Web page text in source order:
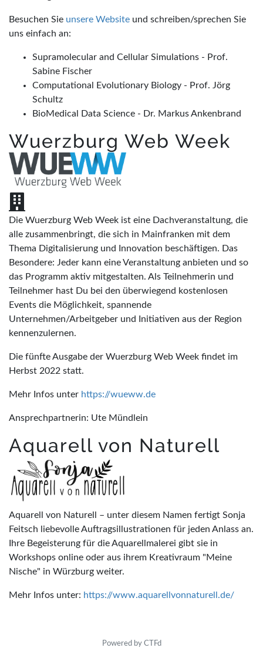
Besuchen Sie unsere Website und schreiben/sprechen Sie
uns einfach an:
Supramolecular and Cellular Simulations - Prof.
Sabine Fischer
Computational Evolutionary Biology - Prof. Jörg
Schultz
BioMedical Data Science - Dr. Markus Ankenbrand
Wuerzburg Web Week
Die Wuerzburg Web Week ist eine Dachveranstaltung, die
alle zusammenbringt, die sich in Mainfranken mit dem
Thema Digitalisierung und Innovation beschäftigen. Das
Besondere: Jeder kann eine Veranstaltung anbieten und so
das Programm aktiv mitgestalten. Als Teilnehmerin und
Teilnehmer hast Du bei den überwiegend kostenlosen
Events die Möglichkeit, spannende
Unternehmen/Arbeitgeber und Initiativen aus der Region
kennenzulernen.
Die fünfte Ausgabe der Wuerzburg Web Week findet im
Herbst 2022 statt.
Mehr Infos unter https://wueww.de
Ansprechpartnerin: Ute Mündlein
Aquarell von Naturell
Aquarell von Naturell – unter diesem Namen fertigt Sonja
Feitsch liebevolle Auftragsillustrationen für jeden Anlass an.
Ihre Begeisterung für die Aquarellmalerei gibt sie in
Workshops online oder aus ihrem Kreativraum "Meine
Nische" in Würzburg weiter.
Mehr Infos unter: https://www.aquarellvonnaturell.de/
Powered by CTFd